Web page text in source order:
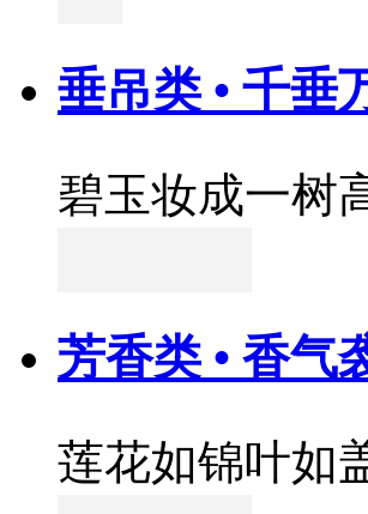
垂吊类 • 千垂
碧玉妆成一树
芳香类 • 香气
莲花如锦叶如